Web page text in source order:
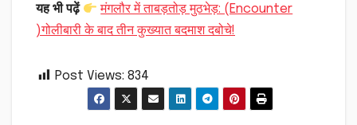
यह भी पढ़ें
मंगलौर में ताबड़तोड़ मुठभेड़: (Encounter
)गोलीबारी के बाद तीन कुख्यात बदमाश दबोचे!
Post Views: 834